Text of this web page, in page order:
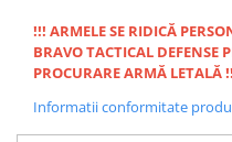
!!! ARMELE SE RIDICĂ
BRAVO TACTICAL DEFENSE
PROCURARE ARMĂ LETALĂ
Informatii conformitate